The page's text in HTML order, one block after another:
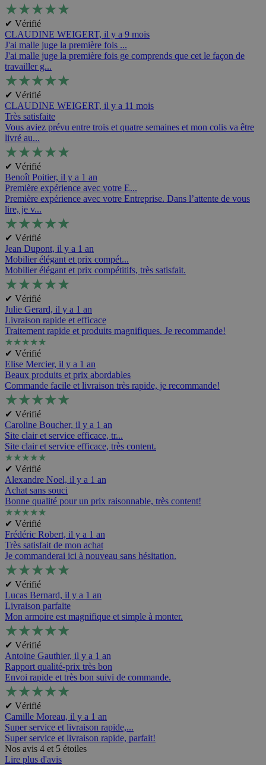
★★★★★
✔ Vérifié
CLAUDINE WEIGERT, il y a 9 mois
J'ai malle juge la première fois ...
J'ai malle juge la première fois ge comprends que cet le façon de
travailler g...
★★★★★
✔ Vérifié
CLAUDINE WEIGERT, il y a 11 mois
Très satisfaite
Vous aviez prévu entre trois et quatre semaines et mon colis va être
livré au...
★★★★★
✔ Vérifié
Benoît Poitier, il y a 1 an
Première expérience avec votre E...
Première expérience avec votre Entreprise. Dans l’attente de vous
lire, je v...
★★★★★
✔ Vérifié
Jean Dupont, il y a 1 an
Mobilier élégant et prix compét...
Mobilier élégant et prix compétitifs, très satisfait.
★★★★★
✔ Vérifié
Julie Gerard, il y a 1 an
Livraison rapide et efficace
Traitement rapide et produits magnifiques. Je recommande!
★★★★★
✔ Vérifié
Elise Mercier, il y a 1 an
Beaux produits et prix abordables
Commande facile et livraison très rapide, je recommande!
★★★★★
✔ Vérifié
Caroline Boucher, il y a 1 an
Site clair et service efficace, tr...
Site clair et service efficace, très content.
★★★★★
✔ Vérifié
Alexandre Noel, il y a 1 an
Achat sans souci
Bonne qualité pour un prix raisonnable, très content!
★★★★★
✔ Vérifié
Frédéric Robert, il y a 1 an
Très satisfait de mon achat
Je commanderai ici à nouveau sans hésitation.
★★★★★
✔ Vérifié
Lucas Bernard, il y a 1 an
Livraison parfaite
Mon armoire est magnifique et simple à monter.
★★★★★
✔ Vérifié
Antoine Gauthier, il y a 1 an
Rapport qualité-prix très bon
Envoi rapide et très bon suivi de commande.
★★★★★
✔ Vérifié
Camille Moreau, il y a 1 an
Super service et livraison rapide,...
Super service et livraison rapide, parfait!
Nos avis 4 et 5 étoiles
Lire plus d'avis